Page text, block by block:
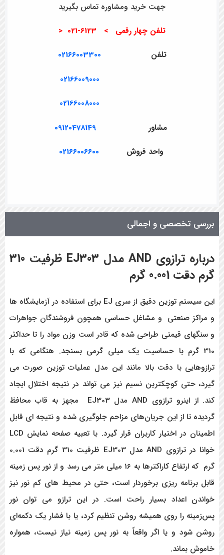
جهت خرید ومشاوره تماس بگیرید
تلفن چهار رقمی > 6123-021 <
تلفن 02166003300
02166009000
02166008000
مشاور 09120478149
واحد فروش 02166006600
بررسی تخصصی و اجمالی
درباره ترازوی ANDمدل EJ303
ظرفیت 310
گرم دقت 0.001 گرم
این سیستم توزین دقیق از سری EJ برای استفاده در آزمایشگاه ها
و مراکز صنعتی و مشاغل حساسی همچون فروشندگان جواهرات
و سنگهای قیمتی طراحی شده که قادر است وزن مواد را تا حداکثر
310 گرم با حساسیت یک میلی گرمی بسنجد. هنگامی که با
ترازوهایی با دقت بالا مانند این مدل عملیات توزین صورت می
گیرد، حتی کوچکترین نسیم نیز می تواند در نتیجه اختلال ایجاد
کند. از اینرو ترازوی AND مدل EJ303 مجهز به قاب محافظ
گردیده تا از این جریان‌های مزاحم جلوگیری شده و نتیجه ای قابل
اطمینان در اختیار کاربران قرار گیرد. با تعبیه صفحه نمایش LCD
خوانا در ترازوی AND مدل EJ303 ظرفیت 310 گرم دقت 0.001
گرم که ارتفاع کاراکترها به 16 میلی متر می رسد و از نور پس زمینه
قابل برنامه ریزی برخوردار است، حتی در محیط های کم نور نیز
خواندن اعداد بسیار راحت است. در این ترازو می توان نور
پس‌زمینه را روی همیشه روشن تنظیم کرد، یا با فشار یک دکمه‌ای
روشن شود و یا اگر واقعاً به نور پس زمینه نیاز نیست، همواره
خاموش بماند.